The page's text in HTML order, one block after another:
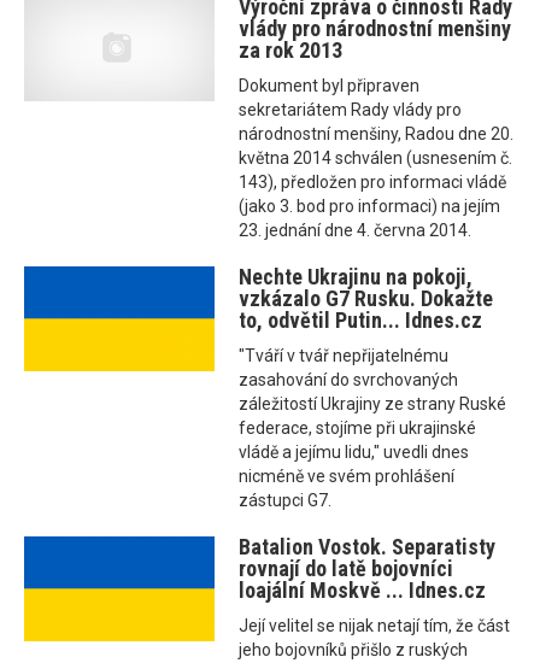
Výroční zpráva o činnosti Rady
vlády pro národnostní menšiny
za rok 2013
Dokument byl připraven
sekretariátem Rady vlády pro
národnostní menšiny, Radou dne 20.
května 2014 schválen (usnesením č.
143), předložen pro informaci vládě
(jako 3. bod pro informaci) na jejím
23. jednání dne 4. června 2014.
Nechte Ukrajinu na pokoji,
vzkázalo G7 Rusku. Dokažte
to, odvětil Putin... Idnes.cz
"Tváří v tvář nepřijatelnému
zasahování do svrchovaných
záležitostí Ukrajiny ze strany Ruské
federace, stojíme při ukrajinské
vládě a jejímu lidu," uvedli dnes
nicméně ve svém prohlášení
zástupci G7.
Batalion Vostok. Separatisty
rovnají do latě bojovníci
loajální Moskvě ... Idnes.cz
Její velitel se nijak netají tím, že část
jeho bojovníků přišlo z ruských